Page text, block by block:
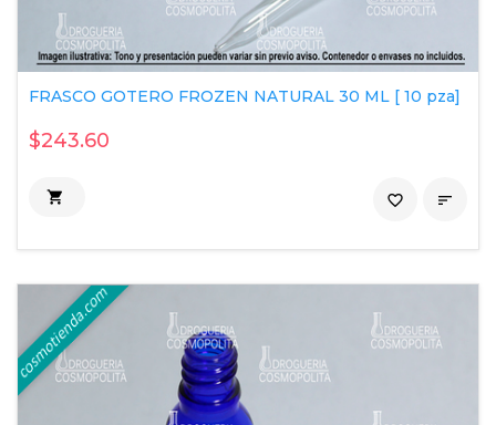
FRASCO GOTERO FROZEN NATURAL 30 ML [ 10 pza]
$243.60
 
favorite_border